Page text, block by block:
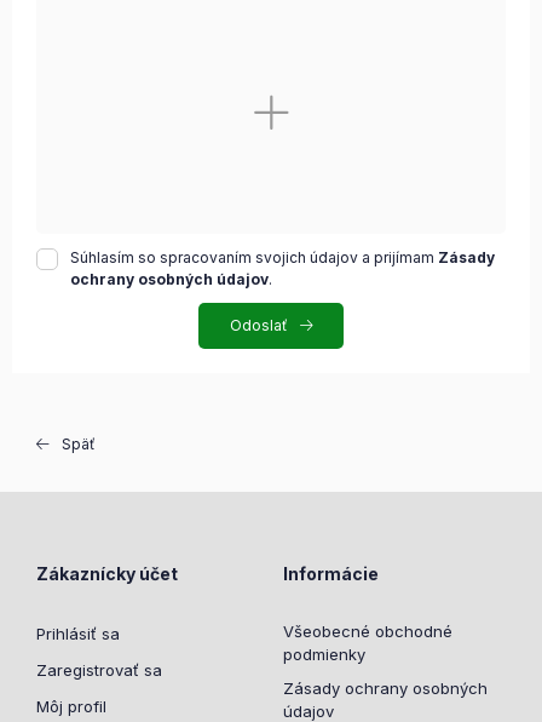
Súhlasím so spracovaním svojich údajov a prijímam Zásady
ochrany osobných údajov.
Odoslať
Späť
Zákaznícky účet
Prihlásiť sa
Zaregistrovať sa
Môj profil
Informácie
Všeobecné obchodné
podmienky
Zásady ochrany osobných
údajov